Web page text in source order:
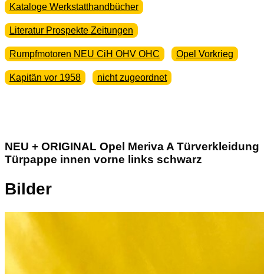
Kataloge Werkstatthandbücher
Literatur Prospekte Zeitungen
Rumpfmotoren NEU CiH OHV OHC Opel Vorkrieg
Kapitän vor 1958 nicht zugeordnet
NEU + ORIGINAL Opel Meriva A Türverkleidung
Türpappe innen vorne links schwarz
Bilder